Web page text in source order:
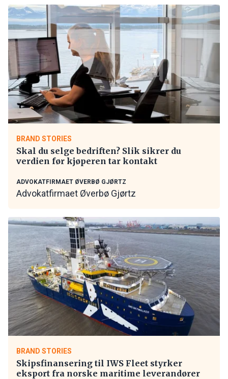
BRAND STORIES
Skal du selge bedriften? Slik sikrer du
verdien før kjøperen tar kontakt
ADVOKATFIRMAET ØVERBØ GJØRTZ
Advokatfirmaet Øverbø Gjørtz
BRAND STORIES
Skipsfinansering til IWS Fleet styrker
eksport fra norske maritime leverandører